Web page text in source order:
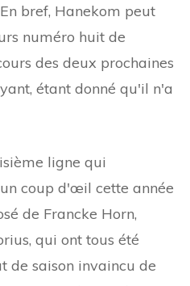
bref, Hanekom peut
numéro huit de
des deux prochaines
étant donné qu'il n'a
ligne qui
coup d'œil cette année
de Francke Horn,
qui ont tous été
de saison invaincu de